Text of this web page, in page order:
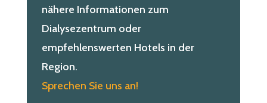
nähere Informationen zum
Dialysezentrum oder
empfehlenswerten Hotels in der
Region.
Sprechen Sie uns an!